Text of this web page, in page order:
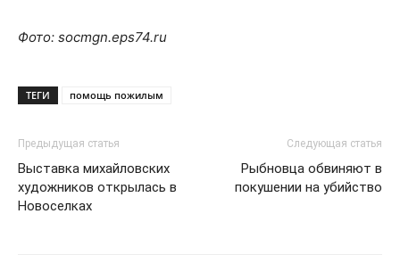
Фото: socmgn.eps74.ru
ТЕГИ помощь пожилым
Предыдущая статья
Выставка михайловских
художников открылась в
Новоселках
Следующая статья
Рыбновца обвиняют в
покушении на убийство